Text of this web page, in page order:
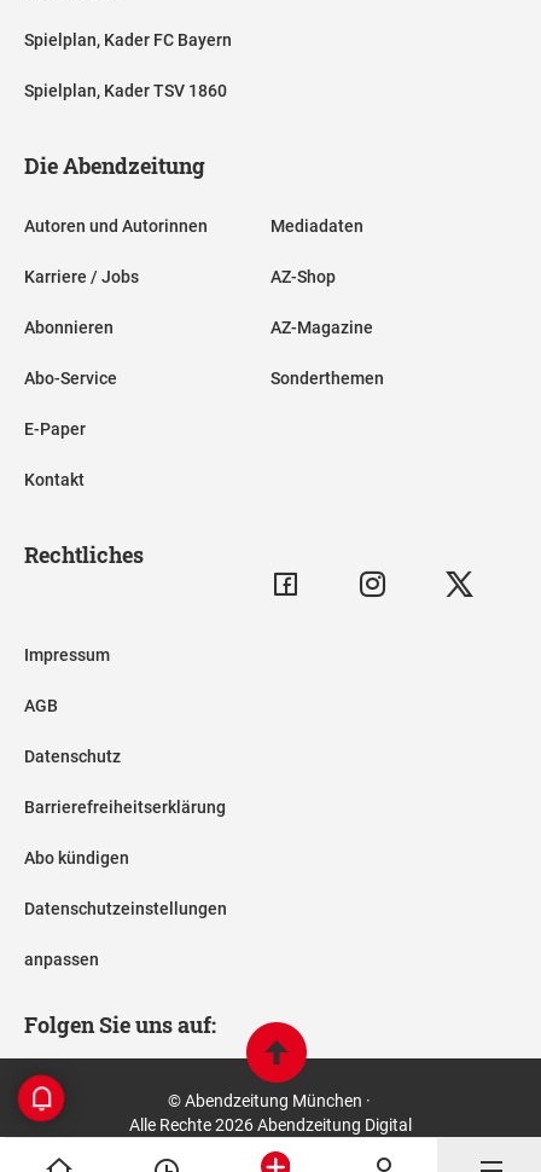
Spielplan, Kader FC Bayern
Spielplan, Kader TSV 1860
Die Abendzeitung
Autoren und Autorinnen
Karriere / Jobs
Abonnieren
Abo-Service
E-Paper
Kontakt
Mediadaten
AZ-Shop
AZ-Magazine
Sonderthemen
Rechtliches
Impressum
AGB
Datenschutz
Barrierefreiheitserklärung
Abo kündigen
Datenschutzeinstellungen
anpassen
Folgen Sie uns auf:
© Abendzeitung München ·
Alle Rechte 2026 Abendzeitung Digital